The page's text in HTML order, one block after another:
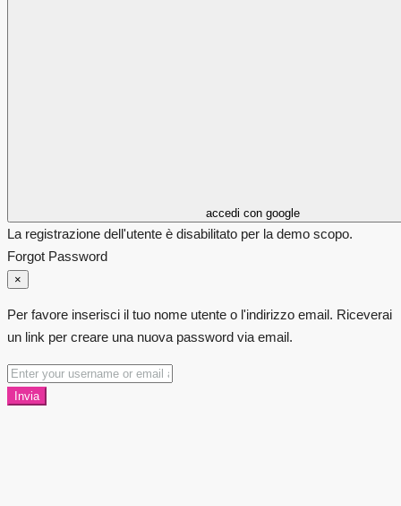
accedi con google
La registrazione dell'utente è disabilitato per la demo scopo.
Forgot Password
×
Per favore inserisci il tuo nome utente o l'indirizzo email. Riceverai
un link per creare una nuova password via email.
Invia